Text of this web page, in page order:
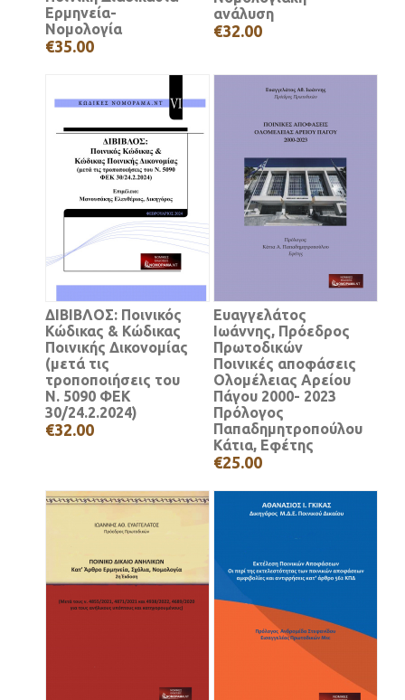
Ερμηνεία-
Νομολογία
€35.00
ανάλυση
€32.00
ΔΙΒΙΒΛΟΣ: Ποινικός
Κώδικας & Κώδικας
Ποινικής Δικονομίας
(μετά τις
τροποποιήσεις του
Ν. 5090 ΦΕΚ
30/24.2.2024)
€32.00
Ευαγγελάτος
Ιωάννης, Πρόεδρος
Πρωτοδικών
Ποινικές αποφάσεις
Ολομέλειας Αρείου
Πάγου 2000- 2023
Πρόλογος
Παπαδημητροπούλου
Κάτια, Εφέτης
€25.00